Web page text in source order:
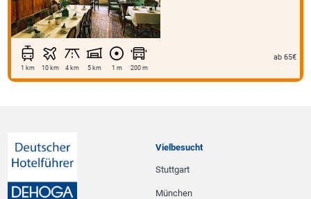
1 km 10 km 4 km 5 km 1 m 200 m
ab 65€
Vielbesucht
Stuttgart
München